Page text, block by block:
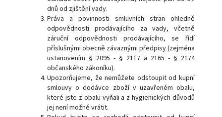
dnů od zjištění vady.
Práva a povinnosti smluvních stran ohledně
odpovědnosti prodávajícího za vady, včetně
záruční odpovědnosti prodávajícího, se řídí
příslušnými obecně závaznými předpisy (zejména
ustanovením § 2095 - § 2117 a 2165 - § 2174
občanského zákoníku).
Upozorňujeme, že nemůžete odstoupit od kupní
smlouvy o dodávce zboží v uzavřeném obalu,
které jste z obalu vyňali a z hygienických důvodů
jej není možné vrátit.